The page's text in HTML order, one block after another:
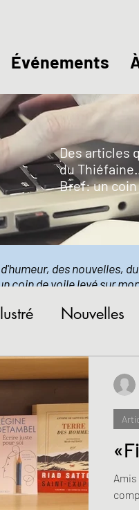
Événements
Des articles
du
Bref: un
des nouvelles,
coin de voile levé sur
Nouvelles
Jeudis littéraires